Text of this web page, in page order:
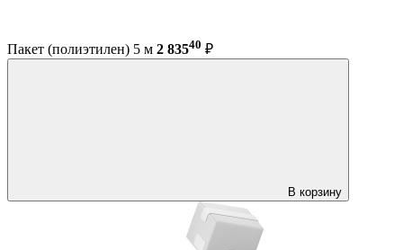
Пакет (полиэтилен) 5 м 2 83540 ₽
В корзину